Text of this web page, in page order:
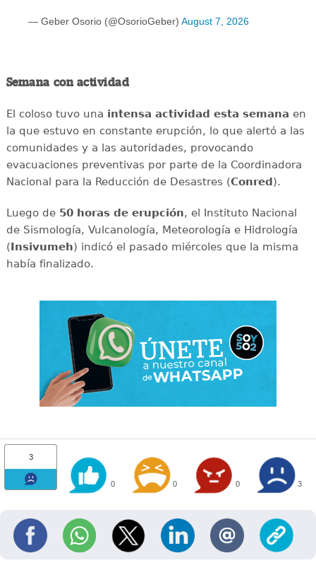
— Geber Osorio (@OsorioGeber) August 7, 2026
Semana con actividad
El coloso tuvo una intensa actividad esta semana en
la que estuvo en constante erupción, lo que alertó a las
comunidades y a las autoridades, provocando
evacuaciones preventivas por parte de la Coordinadora
Nacional para la Reducción de Desastres (Conred).
Luego de 50 horas de erupción, el Instituto Nacional
de Sismología, Vulcanología, Meteorología e Hidrología
(Insivumeh) indicó el pasado miércoles que la misma
había finalizado.
3
0 0 0 3